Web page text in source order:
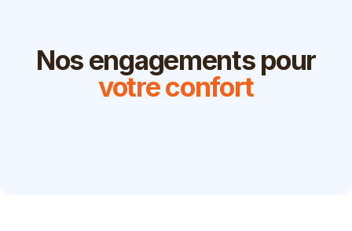
Nos engagements pour
votre confort